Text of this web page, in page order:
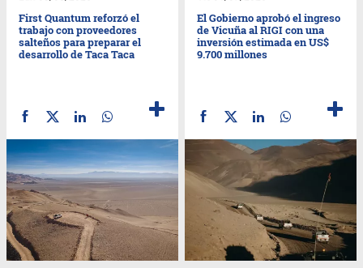
First Quantum reforzó el
trabajo con proveedores
salteños para preparar el
desarrollo de Taca Taca
El Gobierno aprobó el ingreso
de Vicuña al RIGI con una
inversión estimada en US$
9.700 millones